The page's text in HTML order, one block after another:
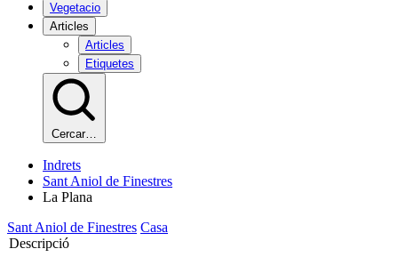
Vegetacio
Articles
Articles
Etiquetes
Cercar…
Indrets
Sant Aniol de Finestres
La Plana
Sant Aniol de Finestres Casa
Descripció